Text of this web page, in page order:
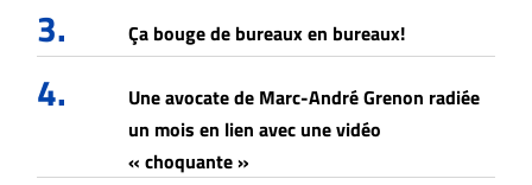
3. Ça bouge de bureaux en bureaux!
4.
Une avocate de Marc-André Grenon radiée
un mois en lien avec une vidéo
« choquante »